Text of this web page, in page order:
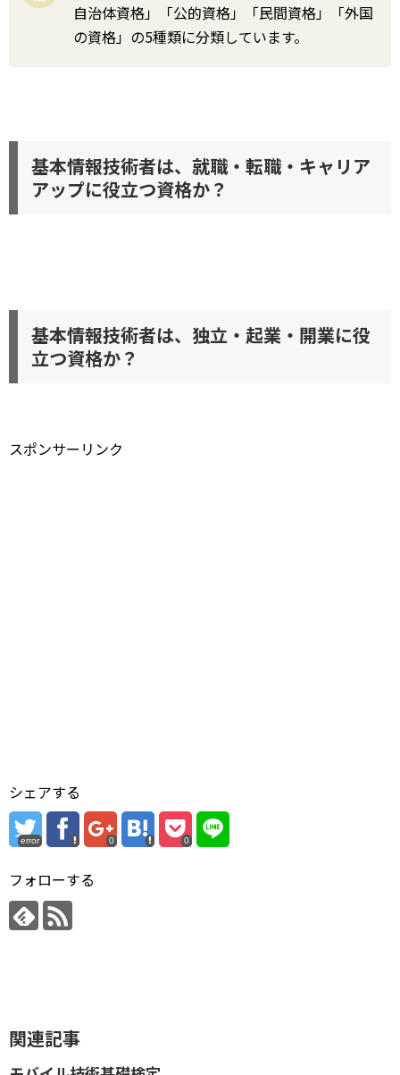
自治体資格」「公的資格」「民間資格」「外国
の資格」の5種類に分類しています。
基本情報技術者は、就職・転職・キャリア
アップに役立つ資格か？
基本情報技術者は、独立・起業・開業に役
立つ資格か？
スポンサーリンク
シェアする
error 0 0
フォローする
関連記事